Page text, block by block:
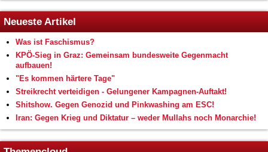
Neueste Artikel
Was ist Faschismus?
KPÖ-Sieg in Graz: Gemeinsam bundesweite Gegenmacht
aufbauen!
"Es kommen härtere Tage"
Streikrecht verteidigen - Gelungener Kampagnen-Auftakt!
Shitshow. Gegen Genozid und Pinkwashing am ESC!
Iran: Gegen Krieg und Diktatur – weder Mullahs noch Monarchie!